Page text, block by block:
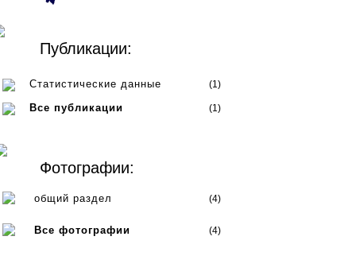
Публикации:
Статистические данные (1)
Все публикации (1)
Фотографии:
общий раздел (4)
Все фотографии (4)